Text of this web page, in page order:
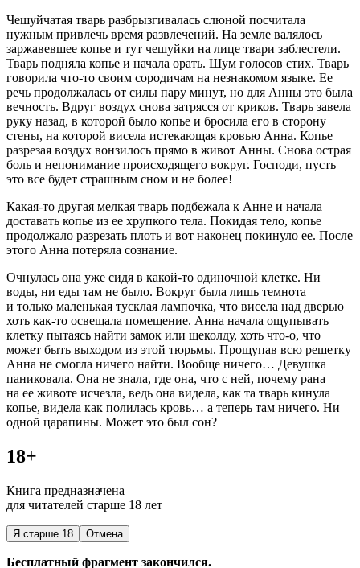
Чешуйчатая тварь разбрызгивалась слюной посчитала
нужным привлечь время развлечений. На земле валялось
заржавевшее копье и тут чешуйки на лице твари заблестели.
Тварь подняла копье и начала орать. Шум голосов стих. Тварь
говорила что-то своим сородичам на незнакомом языке. Ее
речь продолжалась от силы пару минут, но для Анны это была
вечность. Вдруг воздух снова затрясся от криков. Тварь завела
руку назад, в которой было копье и бросила его в сторону
стены, на которой висела истекающая кровью Анна. Копье
разрезая воздух вонзилось прямо в живот Анны. Снова острая
боль и непонимание происходящего вокруг. Господи, пусть
это все будет страшным сном и не более!
Какая-то другая мелкая тварь подбежала к Анне и начала
доставать копье из ее хрупкого тела. Покидая тело, копье
продолжало разрезать плоть и вот наконец покинуло ее. После
этого Анна потеряла сознание.
Очнулась она уже сидя в какой-то одиночной клетке. Ни
воды, ни еды там не было. Вокруг была лишь темнота
и только маленькая тусклая лампочка, что висела над дверью
хоть как-то освещала помещение. Анна начала ощупывать
клетку пытаясь найти замок или щеколду, хоть что-о, что
может быть выходом из этой тюрьмы. Прощупав всю решетку
Анна не смогла ничего найти. Вообще ничего… Девушка
паниковала. Она не знала, где она, что с ней, почему рана
на ее животе исчезла, ведь она видела, как та тварь кинула
копье, видела как полилась кровь… а теперь там ничего. Ни
одной царапины. Может это был сон?
18+
Книга предназначена
для читателей старше 18 лет
Я старше 18 Отмена
Бесплатный фрагмент закончился.